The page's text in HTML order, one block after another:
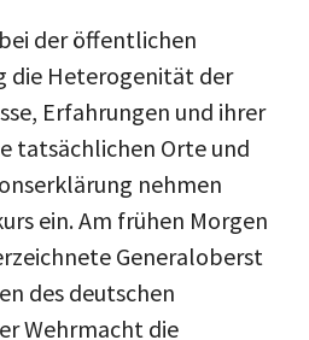
der öffentlichen
die Heterogenität der
Erfahrungen und ihrer
tatsächlichen Orte und
nehmen
ein. Am frühen Morgen
Generaloberst
des deutschen
Wehrmacht die